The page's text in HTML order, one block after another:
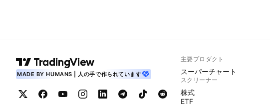
MADE BY HUMANS | 人の手で作られています
主要プロダクト
スーパーチャート
スクリーナー
株式
ETF